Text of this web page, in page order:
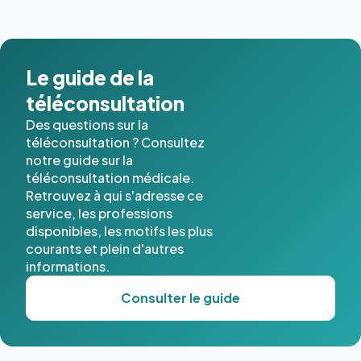
Le guide de la
téléconsultation
Des questions sur la
téléconsultation ? Consultez
notre guide sur la
téléconsultation médicale.
Retrouvez à qui s'adresse ce
service, les professions
disponibles, les motifs les plus
courants et plein d'autres
informations.
Consulter le guide